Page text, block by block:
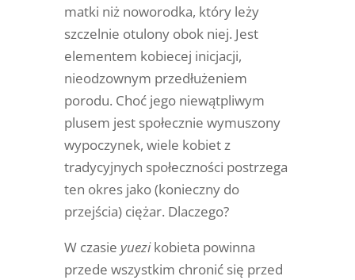
matki niż noworodka, który leży
szczelnie otulony obok niej. Jest
elementem kobiecej inicjacji,
nieodzownym przedłużeniem
porodu. Choć jego niewątpliwym
plusem jest społecznie wymuszony
wypoczynek, wiele kobiet z
tradycyjnych społeczności postrzega
ten okres jako (konieczny do
przejścia) ciężar. Dlaczego?
W czasie yuezikobieta powinna
przede wszystkim chronić się przed